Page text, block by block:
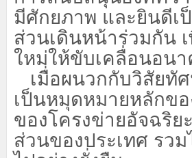
มีศักยภาพ และยินดีเ
ส่วนเดินหน้าร่วมกัน
ใหม่ให้ขับเคลื่อนอน
เมื่อผนวกกับวิสัยทั
เป็นหมุดหมายหลักขอ
ของโครงข่ายอัจฉริย
ส่วนของประเทศ รว